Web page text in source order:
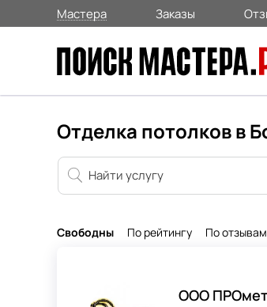
Мастера Заказы
Отделка потолков в
Свободны По рейтингу По отзывам
ООО